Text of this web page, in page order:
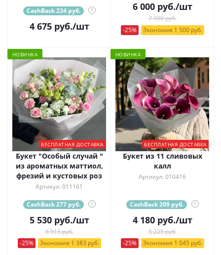
CashBack 234 руб. ?
4 675руб./шт
6 000руб./шт
7 500 руб.
-25%
Экономия 1 500 руб.
НОВИНКА
БЕСПЛАТНАЯ ДОСТАВКА
Букет "Особый случай "
из ароматных маттиол,
фрезий и кустовых роз
Артикул: 011161
CashBack 277 руб. ?
5 530руб./шт
6 913 руб.
-25%
Экономия 1 383 руб.
НОВИНКА
БЕСПЛАТНАЯ ДОСТАВКА
Букет из 11 сливовых
калл
Артикул: 010416
CashBack 209 руб. ?
4 180руб./шт
5 225 руб.
-25%
Экономия 1 045 руб.